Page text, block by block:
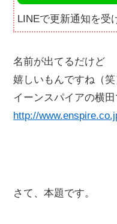
LINEで更新通知を受
名前が出てるだけど
嬉しいもんですね（笑
イーンスパイアの横田
http://
さて、本題です。